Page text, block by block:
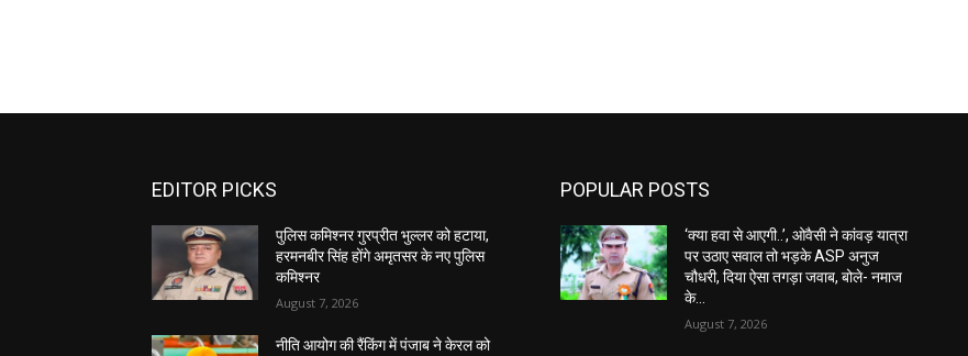
EDITOR PICKS
पुलिस कमिश्नर गुरप्रीत भुल्लर को हटाया,
हरमनबीर सिंह होंगे अमृतसर के नए पुलिस
कमिश्नर
August 7, 2026
नीति आयोग की रैंकिंग में पंजाब ने केरल को
POPULAR POSTS
‘क्या हवा से आएगी..’, ओवैसी ने कांवड़ यात्रा
पर उठाए सवाल तो भड़के ASP अनुज
चौधरी, दिया ऐसा तगड़ा जवाब, बोले- नमाज
के...
August 7, 2026